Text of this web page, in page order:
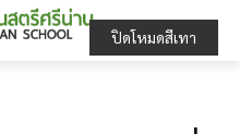
ปิดโหมดสีเทา